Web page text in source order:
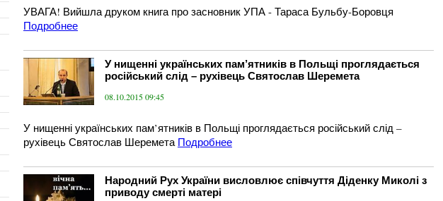
УВАГА! Вийшла друком книга про засновник УПА - Тараса Бульбу-Боровця
Подробнее
У нищенні українських пам’ятників в Польщі проглядається
російський слід – рухівець Святослав Шеремета
08.10.2015 09:45
У нищенні українських пам’ятників в Польщі проглядається російський слід –
рухівець Святослав Шеремета Подробнее
Народний Рух України висловлює співчуття Діденку Миколі з
приводу смерті матері